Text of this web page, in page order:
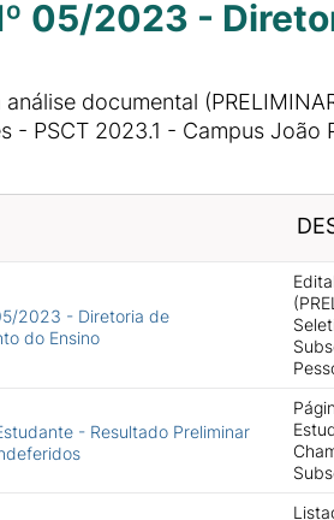
05/2023 -
análise documental
- PSCT 2023.1 - Campus João
2023 - Diretoria de
do Ensino
- Resultado Preliminar